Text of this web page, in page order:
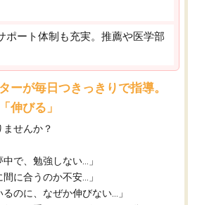
ポート体制も充実。推薦や医学部
ーが毎日つきっきりで指導。
伸びる」
せんか？
中で、勉強しない…」
間に合うのか不安…」
るのに、なぜか伸びない…」